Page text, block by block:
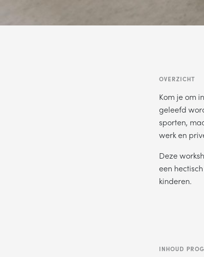
OVERZICHT
Kom je om
geleefd
sporten,
werk en
Deze
een
kinderen.
INHOUD